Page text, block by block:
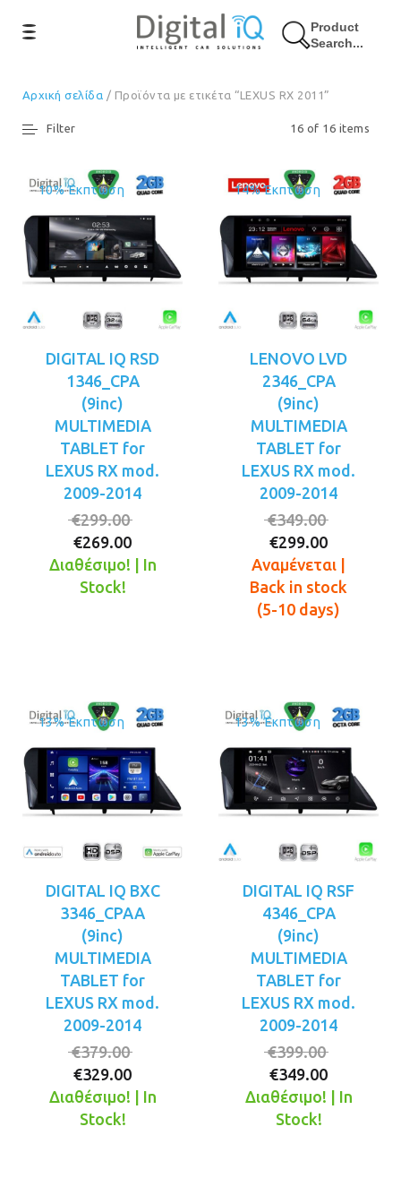
Product
Search...
Αρχική σελίδα / Προϊόντα με ετικέτα “LEXUS RX 2011”
16 of 16 items
Filter
10% Έκπτωση
DIGITAL IQ RSD
1346_CPA
(9inc)
MULTIMEDIA
TABLET for
LEXUS RX mod.
2009-2014
€299.00
was:
€269.00
τρέχουσα
Διαθέσιμο! | In
Stock!
14% Έκπτωση
LENOVO LVD
2346_CPA
(9inc)
MULTIMEDIA
TABLET for
LEXUS RX mod.
2009-2014
€349.00
was:
€349.00.
€299.00
τιμή
είναι:
Αναμένεται |
Back in stock
(5-10 days)
13% Έκπτωση
DIGITAL IQ BXC
3346_CPAA
(9inc)
MULTIMEDIA
TABLET for
LEXUS RX mod.
2009-2014
€379.00
was:
€329.00
τρέχουσα
Διαθέσιμο! | In
Stock!
13% Έκπτωση
DIGITAL IQ RSF
4346_CPA
(9inc)
MULTIMEDIA
TABLET for
LEXUS RX mod.
2009-2014
€399.00
was:
€349.00
Διαθέσιμο! | In
Stock!